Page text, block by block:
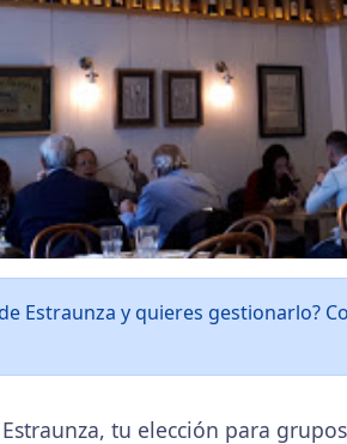
Estraunza y quieres gestionarlo?
tu elección para